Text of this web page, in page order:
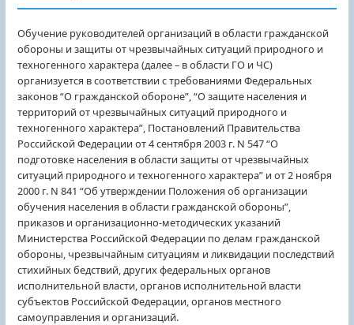
Обучение руководителей организаций в области гражданской
обороны и защиты от чрезвычайных ситуаций природного и
техногенного характера (далее – в области ГО и ЧС)
организуется в соответствии с требованиями Федеральных
законов “О гражданской обороне”, “О защите населения и
территорий от чрезвычайных ситуаций природного и
техногенного характера”, Постановлений Правительства
Российской Федерации от 4 сентября 2003 г. N 547 “О
подготовке населения в области защиты от чрезвычайных
ситуаций природного и техногенного характера” и от 2 ноября
2000 г. N 841 “Об утверждении Положения об организации
обучения населения в области гражданской обороны”,
приказов и организационно-методических указаний
Министерства Российской Федерации по делам гражданской
обороны, чрезвычайным ситуациям и ликвидации последствий
стихийных бедствий, других федеральных органов
исполнительной власти, органов исполнительной власти
субъектов Российской Федерации, органов местного
самоуправления и организаций.